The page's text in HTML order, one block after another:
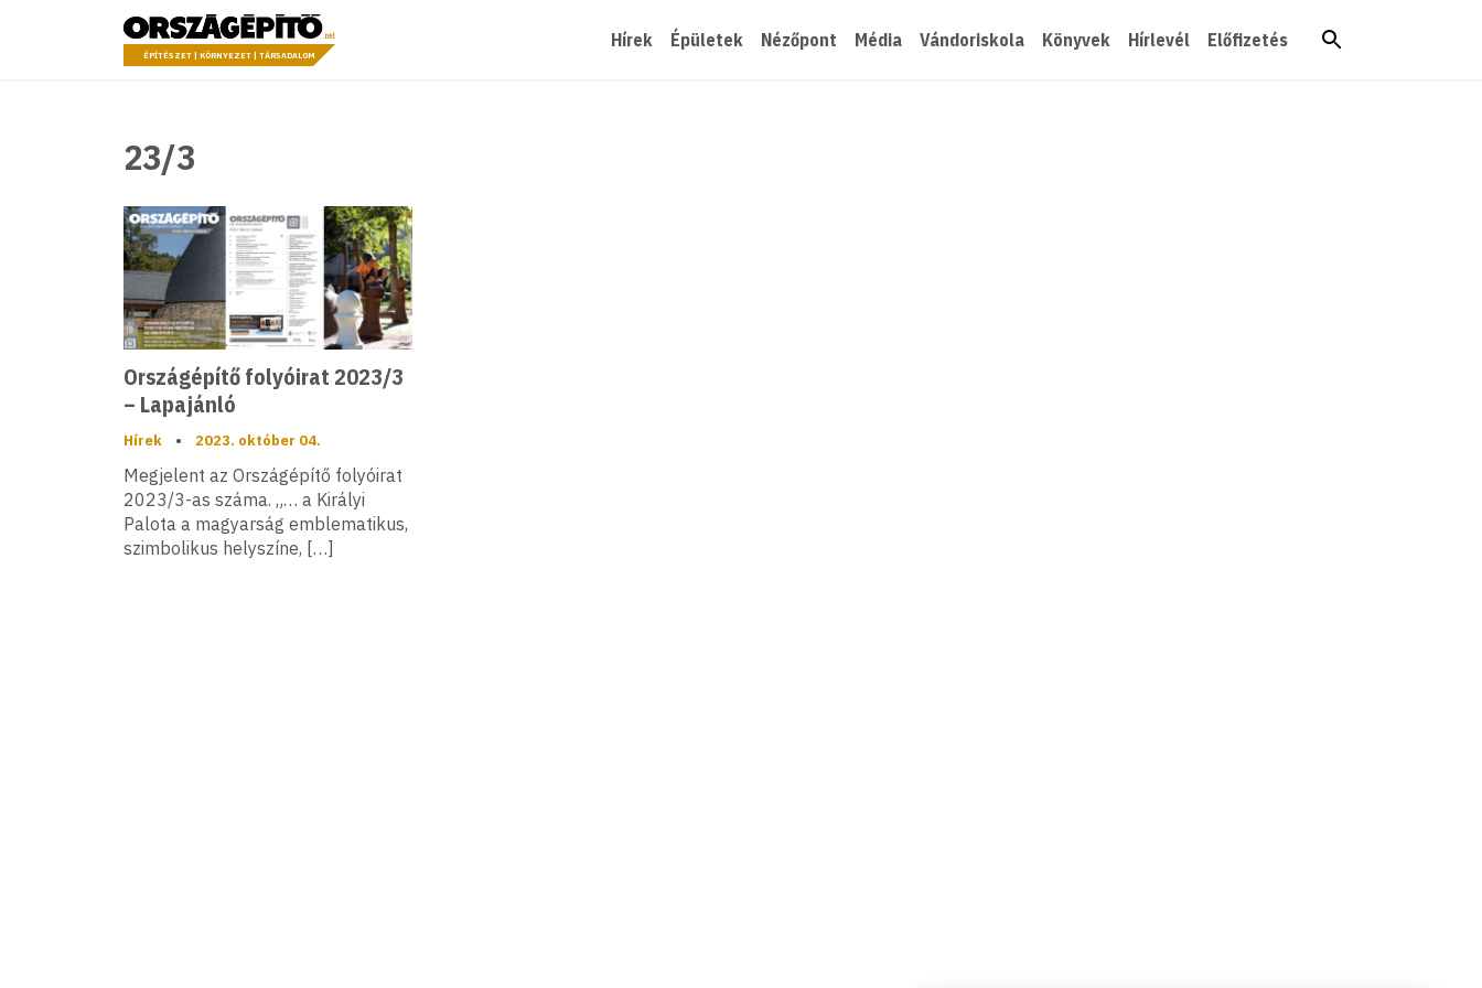
Országépítő
ÉPÍTÉSZET | KÖRNYEZET | TÁRSADALOM
Hírek Épületek Nézőpont Média Vándoriskola Könyvek Hírlevél Előfizetés
23/3
Országépítő folyóirat 2023/3
– Lapajánló
Hírek • 2023. október 04.
Megjelent az Országépítő folyóirat
2023/3-as száma. „… a Királyi
Palota a magyarság emblematikus,
szimbolikus helyszíne, […]